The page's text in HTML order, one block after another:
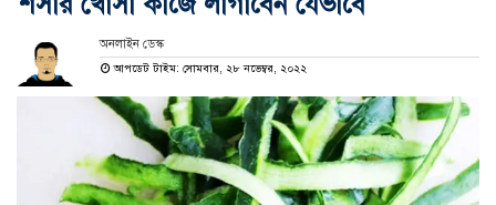
অনলাইন ডেস্ক
আপডেট টাইম: সোমবার, ২৮ নভেম্বর, ২০২২